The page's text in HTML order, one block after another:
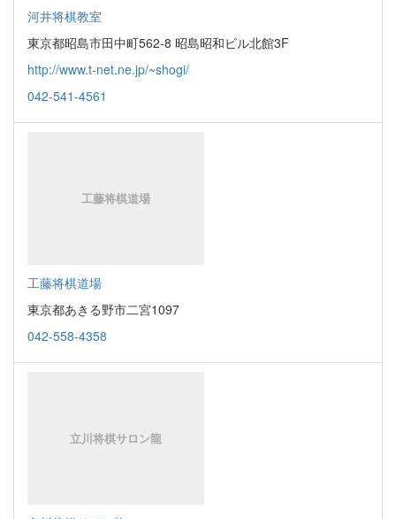
河井将棋教室
東京都昭島市田中町562-8 昭島昭和ビル北館3F
http://www.t-net.ne.jp/~shogi/
042-541-4561
工藤将棋道場
東京都あきる野市二宮1097
042-558-4358